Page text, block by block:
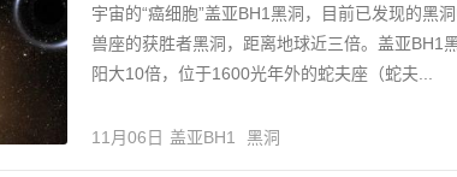
宇宙的“癌细胞”盖亚BH1黑洞，目前已发现的黑
兽座的获胜者黑洞，距离地球近三倍。盖亚BH1
阳大10倍，位于1600光年外的蛇夫座（蛇夫...
11月06日 盖亚BH1 黑洞